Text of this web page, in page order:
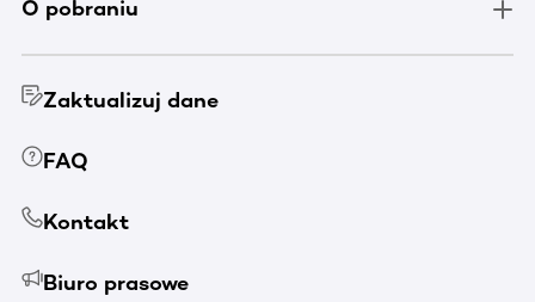
O pobraniu
Zaktualizuj dane
FAQ
Kontakt
Biuro prasowe